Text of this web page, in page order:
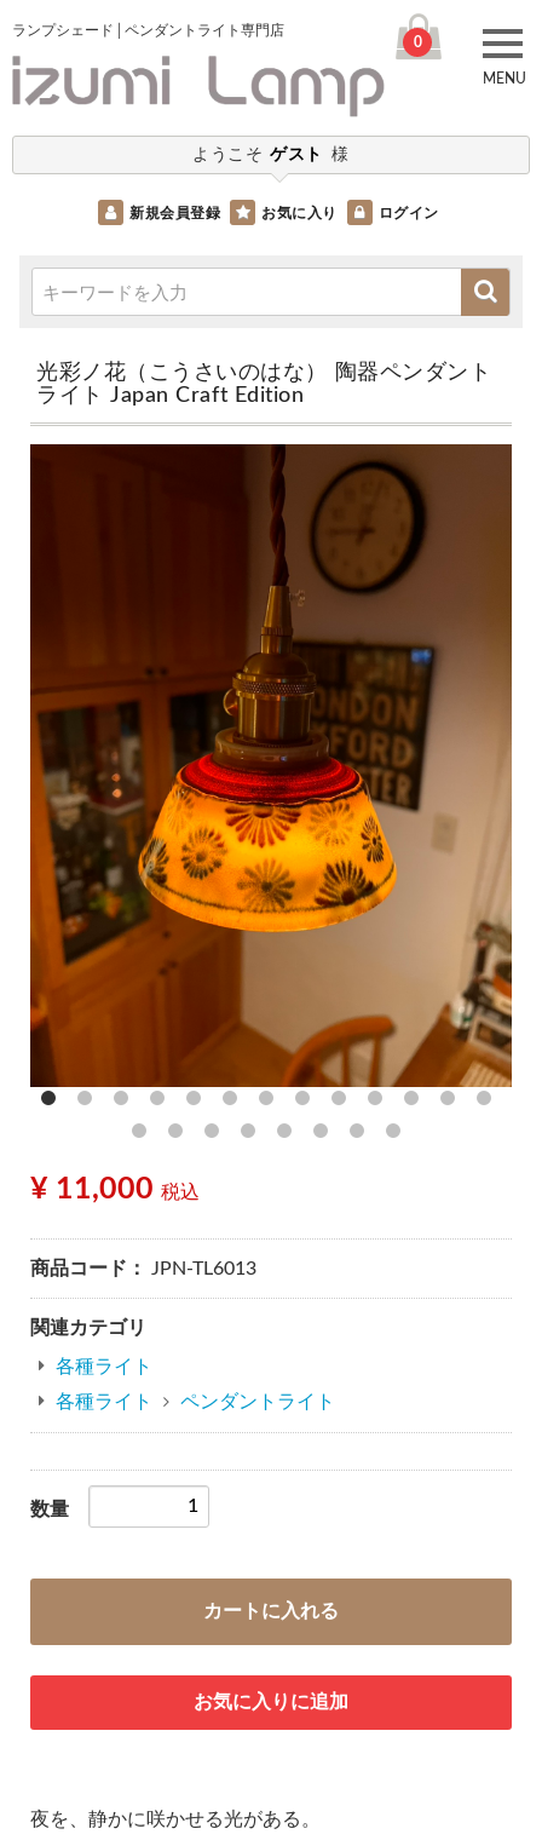
ランプシェード│ペンダントライト専門店
0
ようこそ ゲスト 様
新規会員登録 お気に入り ログイン
MENU
光彩ノ花（こうさいのはな） 陶器ペンダント
ライト Japan Craft Edition
¥ 11,000 税込
商品コード： JPN-TL6013
関連カテゴリ
各種ライト
各種ライト
ペンダントライト
数量
カートに入れる
お気に入りに追加
夜を、静かに咲かせる光がある。